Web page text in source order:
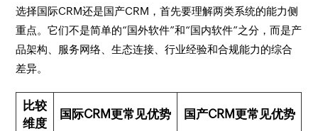
选择国际CRM还是国产CRM，首先要理解两类系统的能力侧
重点。它们不是简单的“国外软件”和“国内软件”之分，而是产
品架构、服务网络、生态连接、行业经验和合规能力的综合
差异。
比较
维度
国际CRM更常见优势 国产CRM更常见优势